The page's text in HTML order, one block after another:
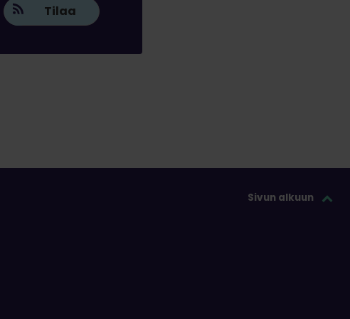
Tilaa
Sivun alkuun